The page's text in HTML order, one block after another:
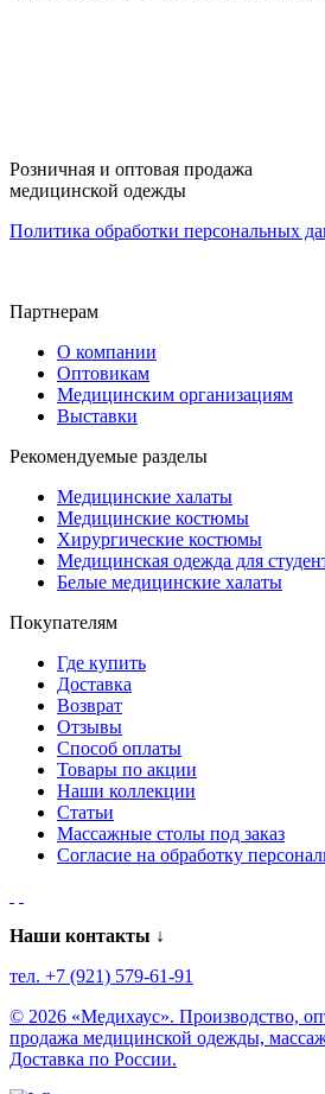
Розничная и оптовая продажа
медицинской одежды
Политика обработки персональных
Партнерам
О компании
Оптовикам
Медицинским организациям
Выставки
Рекомендуемые разделы
Медицинские халаты
Медицинские костюмы
Хирургические костюмы
Медицинская одежда для
Белые медицинские халаты
Покупателям
Где купить
Доставка
Возврат
Отзывы
Способ оплаты
Товары по акции
Наши коллекции
Статьи
Массажные столы под заказ
Согласие на обработку
Наши контакты ↓
тел. +7 (921) 579-61-91
© 2026 «Медихаус». Производство,
продажа медицинской одежды,
Доставка по России.